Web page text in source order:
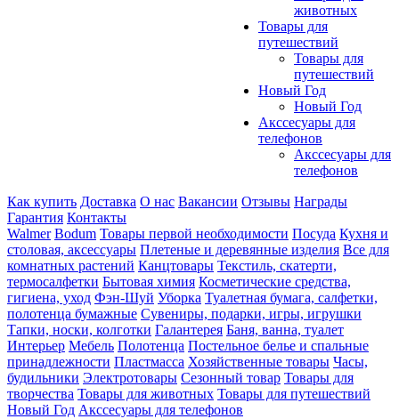
животных
Товары для
путешествий
Товары для
путешествий
Новый Год
Новый Год
Акссесуары для
телефонов
Акссесуары для
телефонов
Как купить Доставка О нас Вакансии Отзывы Награды
Гарантия Контакты
Walmer Bodum Товары первой необходимости Посуда Кухня и
столовая, аксессуары Плетеные и деревянные изделия Все для
комнатных растений Канцтовары Текстиль, скатерти,
термосалфетки Бытовая химия Косметические средства,
гигиена, уход Фэн-Шуй Уборка Туалетная бумага, салфетки,
полотенца бумажные Сувениры, подарки, игры, игрушки
Тапки, носки, колготки Галантерея Баня, ванна, туалет
Интерьер Мебель Полотенца Постельное белье и спальные
принадлежности Пластмасса Хозяйственные товары Часы,
будильники Электротовары Сезонный товар Товары для
творчества Товары для животных Товары для путешествий
Новый Год Акссесуары для телефонов